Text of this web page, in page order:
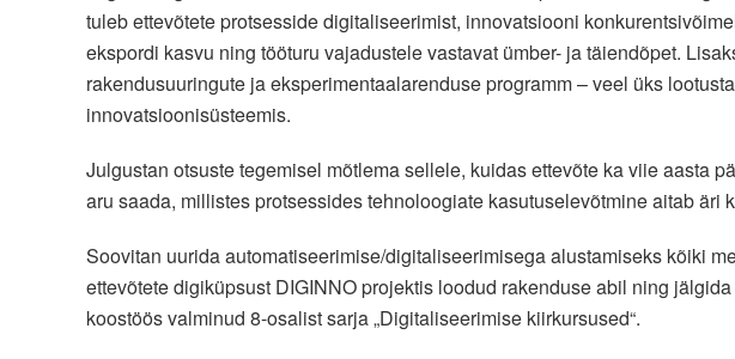
tuleb ettevõtete protsesside digitaliseerimist, innovatsiooni
ekspordi kasvu ning tööturu vajadustele vastavat ümber- ja täiendõpet.
rakendusuuringute ja eksperimentaalarenduse programm – veel üks
innovatsioonisüsteemis.
Julgustan otsuste tegemisel mõtlema sellele, kuidas ettevõte ka viie aasta
aru saada, millistes protsessides tehnoloogiate kasutuselevõtmine aitab äri
Soovitan uurida automatiseerimise/digitaliseerimisega alustamiseks kõiki
ettevõtete digiküpsust DIGINNO projektis loodud rakenduse abil ning
koostöös valminud 8-osalist sarja „Digitaliseerimise kiirkursused“.